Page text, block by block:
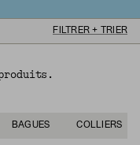
FILTRER + TRIER
BAGUES COLLIERS